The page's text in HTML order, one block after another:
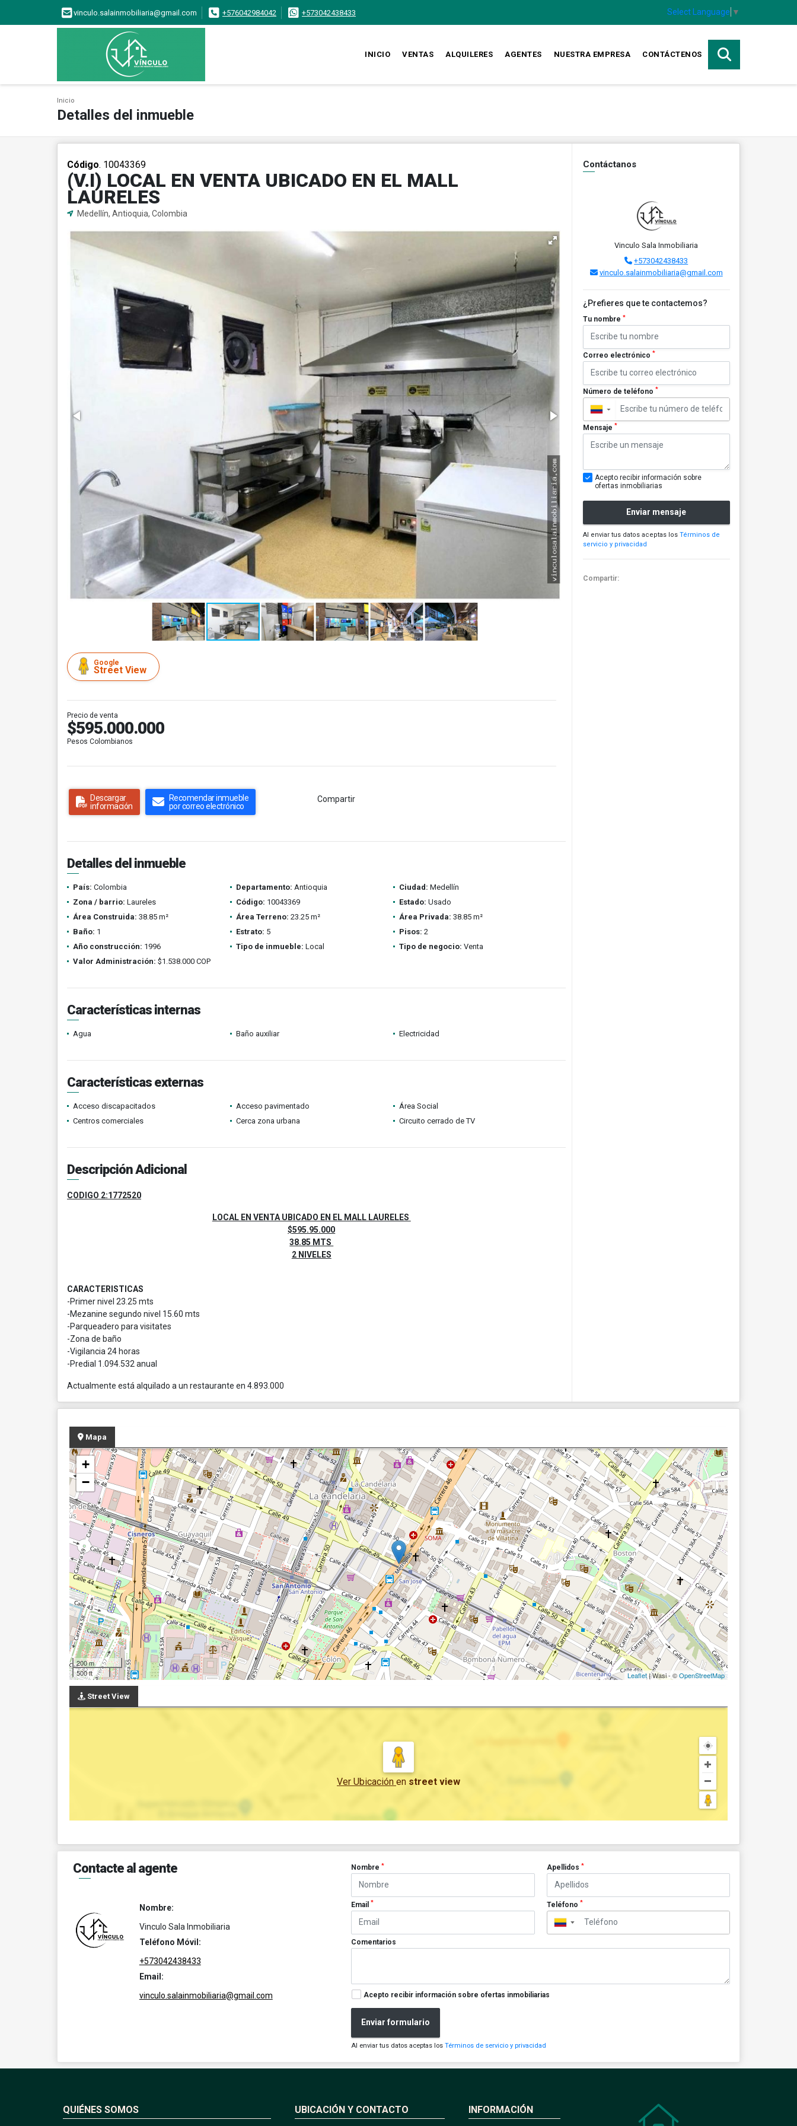
vinculo.salainmobiliaria@gmail.com +576042984042 +573042438433 Select Language ▼
INICIO VENTAS ALQUILERES AGENTES NUESTRA EMPRESA CONTÁCTENOS
Inicio
Detalles del inmueble
Código. 10043369
(V.I) LOCAL EN VENTA UBICADO EN EL MALL
LAURELES
Medellín, Antioquia, Colombia
Google
Street View
Precio de venta
$595.000.000
Pesos Colombianos
Descargar
información
Recomendar inmueble
por correo electrónico
Compartir
Detalles del inmueble
País: Colombia Departamento: Antioquia Ciudad: Medellín
Zona / barrio: Laureles Código: 10043369 Estado: Usado
Área Construida: 38.85 m² Área Terreno: 23.25 m² Área Privada: 38.85 m²
Baño: 1 Estrato: 5 Pisos: 2
Año construcción: 1996 Tipo de inmueble: Local Tipo de negocio: Venta
Valor Administración: $1.538.000 COP
Características internas
Agua Baño auxiliar Electricidad
Características externas
Acceso discapacitados Acceso pavimentado
Área Social
Centros comerciales
Cerca zona urbana Circuito cerrado de TV
Descripción Adicional
CODIGO 2:1772520
LOCAL EN VENTA UBICADO EN EL MALL LAURELES
$595.95.000
38.85 MTS
2 NIVELES
CARACTERISTICAS
-Primer nivel 23.25 mts
-Mezanine segundo nivel 15.60 mts
-Parqueadero para visitates
-Zona de baño
-Vigilancia 24 horas
-Predial 1.094.532 anual
Actualmente está alquilado a un restaurante en 4.893.000
Contáctanos
Vinculo Sala Inmobiliaria
+573042438433
vinculo.salainmobiliaria@gmail.com
¿Prefieres que te contactemos?
Tu nombre *
Correo electrónico *
Número de teléfono *
▼
Mensaje *
Acepto recibir información sobre
ofertas inmobiliarias
Enviar mensaje
Al enviar tus datos aceptas los Términos de
servicio y privacidad
Compartir:
Mapa
+
−
200 m
500 ft
Leaflet| Wasi - ©OpenStreetMap
Street View
Ver Ubicación en street view
Contacte al agente
Nombre:
Vinculo Sala Inmobiliaria
Teléfono Móvil:
+573042438433
Email:
vinculo.salainmobiliaria@gmail.com
Nombre* Apellidos *
Email* Teléfono *
▼
Comentarios
Acepto recibir información sobre ofertas inmobiliarias
Enviar formulario
Al enviar tus datos aceptas losTérminos de servicio y privacidad
QUIÉNES SOMOS UBICACIÓN Y CONTACTO INFORMACIÓN